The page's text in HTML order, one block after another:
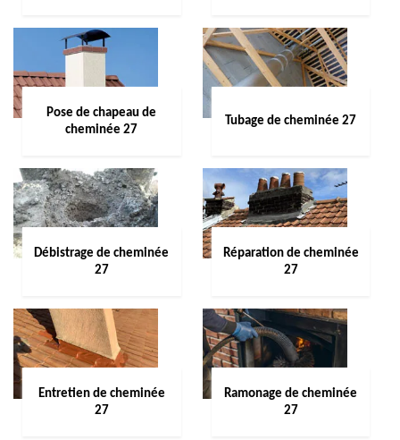
Pose de chapeau de
cheminée 27
Tubage de cheminée 27
Débistrage de cheminée
27
Réparation de cheminée
27
Entretien de cheminée
27
Ramonage de cheminée
27